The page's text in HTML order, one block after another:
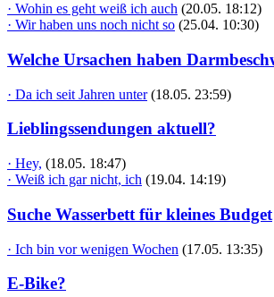
· Wohin es geht weiß ich auch (20.05. 18:12)
· Wir haben uns noch nicht so (25.04. 10:30)
Welche Ursachen haben
· Da ich seit Jahren unter (18.05. 23:59)
Lieblingssendungen aktuell?
· Hey, (18.05. 18:47)
· Weiß ich gar nicht, ich (19.04. 14:19)
Suche Wasserbett für kleines Budget
· Ich bin vor wenigen Wochen (17.05. 13:35)
E-Bike?